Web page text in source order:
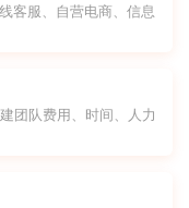
客服、自营电商、信息
团队费用、时间、人力